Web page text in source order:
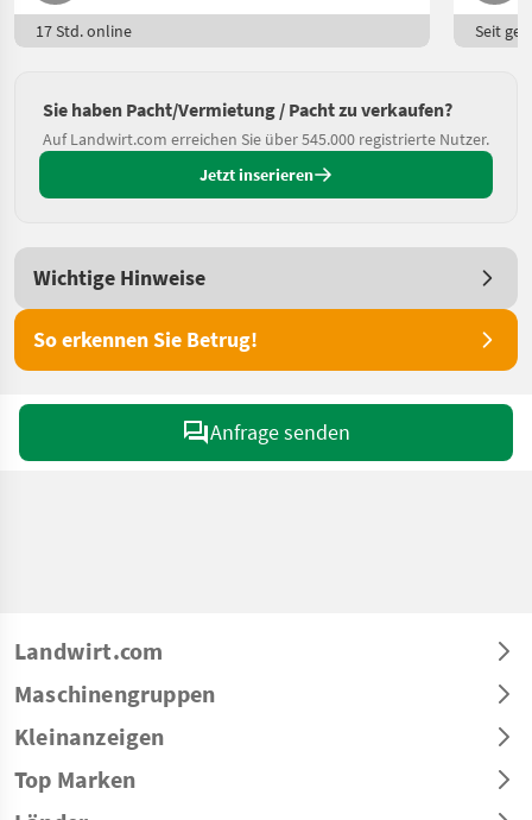
17 Std. online Seit
Sie haben Pacht/Vermietung / Pacht zu verkaufen?
Auf Landwirt.com erreichen Sie über 545.000 registrierte Nutzer.
Jetzt inserieren
Wichtige Hinweise
So erkennen Sie Betrug!
Anfrage senden
Landwirt.com
Maschinengruppen
Kleinanzeigen
Top Marken